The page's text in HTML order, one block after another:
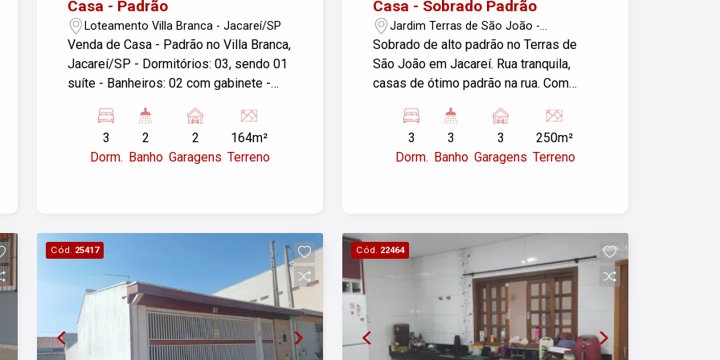
Casa - Padrão
Loteamento Villa Branca - Jacareí/SP
Venda de Casa - Padrão no Villa Branca,
Jacareí/SP - Dormitórios: 03, sendo 01
suíte - Banheiros: 02 com gabinete -
planejada, coifa e cooktop - Área
Construída: 140,00 m² - Área do
Terreno: 164,00 m² A casa oferece um
serviços e comércios da região. Para
mais informações ou agendar uma
visita, entre em contato!
3
Dorm.
2
Banho
2
Garagens
164m²
Terreno
Casa - Sobrado Padrão
Jardim Terras de São João -
Jacareí/SP
Sobrado de alto padrão no Terras de
São João em Jacareí. Rua tranquila,
casas de ótimo padrão na rua. Com
festas, 3 quartos sendo uma suíte, ar
condicionado, cozinha planejada, painel
para TV, porcelanato, cerca elétrica,
fica no alto. Aceita financiamento.
Agende visitas com nossos corretores.
Imobiliária Nova Freitas, seu sonho
começa aqui!
3
Dorm.
3
Banho
3
Garagens
250m²
Terreno
Cód. 25417 Cód. 22464